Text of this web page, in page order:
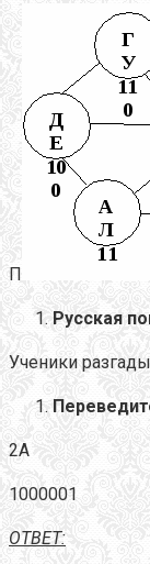
П
Русская
Ученики
2А
1000001
ОТВЕТ: